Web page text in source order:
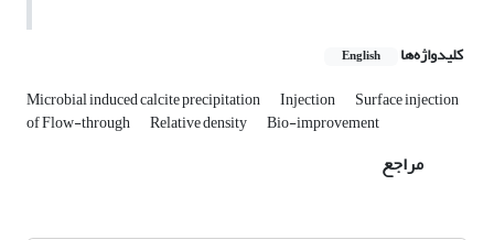
کلیدواژه‌ها English
Microbial induced calcite precipitation Injection Surface injection
of Flow-through Relative density Bio-improvement
مراجع